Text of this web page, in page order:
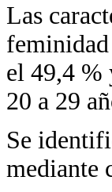
Las
feminidad
el 49,4 %
20 a 29
Se
mediante